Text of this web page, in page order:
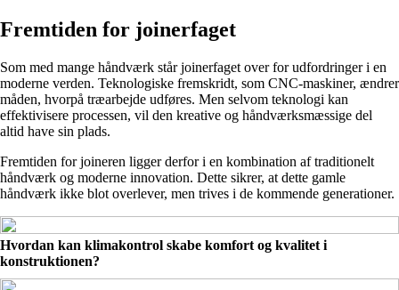
Fremtiden for joinerfaget
Som med mange håndværk står joinerfaget over for udfordringer i en
moderne verden. Teknologiske fremskridt, som CNC-maskiner, ændrer
måden, hvorpå træarbejde udføres. Men selvom teknologi kan
effektivisere processen, vil den kreative og håndværksmæssige del
altid have sin plads.
Fremtiden for joineren ligger derfor i en kombination af traditionelt
håndværk og moderne innovation. Dette sikrer, at dette gamle
håndværk ikke blot overlever, men trives i de kommende generationer.
Hvordan kan klimakontrol skabe komfort og kvalitet i
konstruktionen?